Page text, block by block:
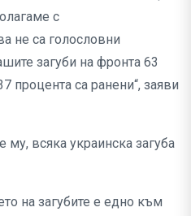
с
не са голословни
загуби на фронта 63
процента са ранени“, заяви
всяка украинска загуба
на загубите е едно към